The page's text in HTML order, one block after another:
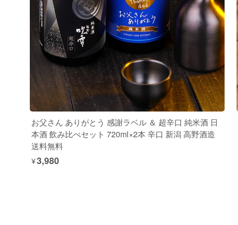
お父さん ありがとう 感謝ラベル ＆ 超辛口 純米酒 日
本酒 飲み比べセット 720ml×2本 辛口 新潟 高野酒造
送料無料
¥3,980